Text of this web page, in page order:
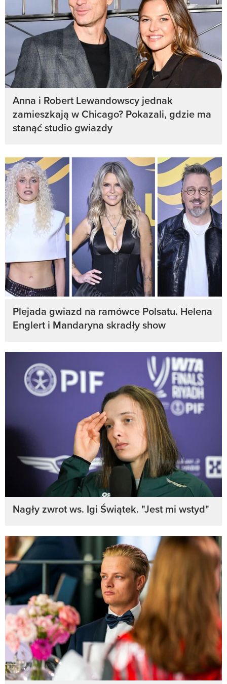
Anna i Robert Lewandowscy jednak
zamieszkają w Chicago? Pokazali, gdzie ma
stanąć studio gwiazdy
Plejada gwiazd na ramówce Polsatu. Helena
Englert i Mandaryna skradły show
Nagły zwrot ws. Igi Świątek. "Jest mi wstyd"